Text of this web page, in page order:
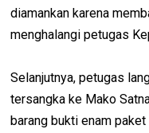
diamankan karena
menghalangi petugas
Selanjutnya, petugas
tersangka ke Mako
barang bukti enam